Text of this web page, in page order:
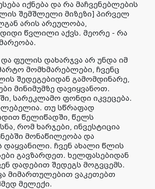
იქნება და რა მაჩვენებლების
შემშლელი მიზეზი] პირველ
არის არეულობა,
წვლილი აქვს. მეორე - რა
ფულის დახარჯვა არ უნდა იმ
მომხმარებლები, ჩვენც
შედეგებიდან გამომდინარე,
მინიმუმზე დავიყვანოთ.
სარეკლამო ფონდი იკვეცება.
თუ სწრაფად
წელიწადში, წელს
რომ ხარჯები, ინვესტიცია
მონაწილეობა და
დაყვანილი. ჩვენ ახალი წლის
გავზარდეთ. ხელფასებიდან
დადებით შედეგს მოგვცემს.
მიმართულებით ვაკეთებთ
მელექი.